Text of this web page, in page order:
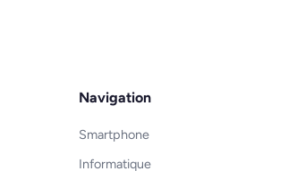
Navigation
Smartphone
Informatique